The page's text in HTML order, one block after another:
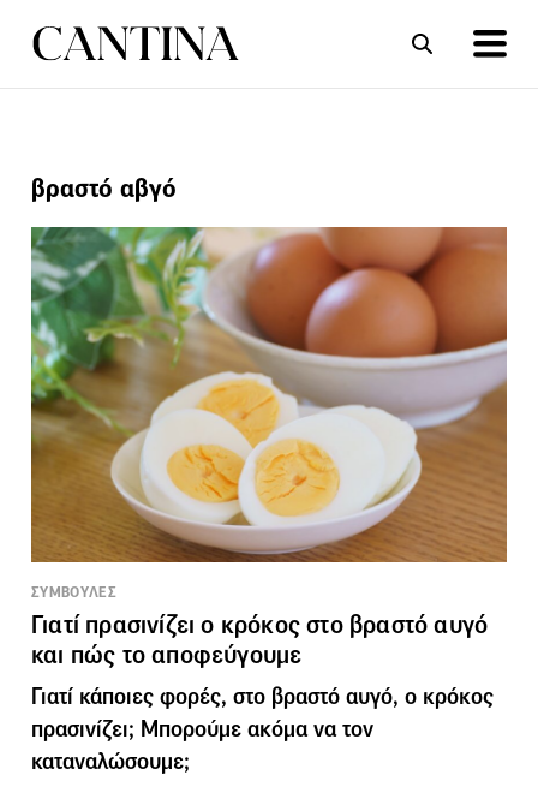
ΣΥΝΤΑΓΕΣ
βραστό αβγό
ΣΥΜΒΟΥΛΕΣ
Γιατί πρασινίζει ο κρόκος στο βραστό αυγό
και πώς το αποφεύγουμε
Γιατί κάποιες φορές, στο βραστό αυγό, ο κρόκος
πρασινίζει; Μπορούμε ακόμα να τον
καταναλώσουμε;